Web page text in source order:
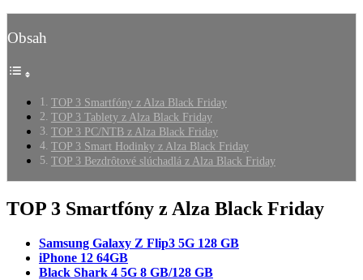
Obsah
TOP 3 Smartfóny z Alza Black Friday
TOP 3 Tablety z Alza Black Friday
TOP 3 PC/NTB z Alza Black Friday
TOP 3 Smart Hodinky z Alza Black Friday
TOP 3 Bezdrôtové slúchadlá z Alza Black Friday
TOP 3 Smartfóny z Alza Black Friday
Samsung Galaxy Z Flip3 5G 128 GB
iPhone 12 64GB
Black Shark 4 5G 8 GB/128 GB